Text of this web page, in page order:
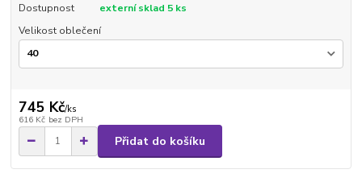
Dostupnost
externí sklad 5 ks
Velikost oblečení
745 Kč/ks
616 Kč bez DPH
Přidat do košíku